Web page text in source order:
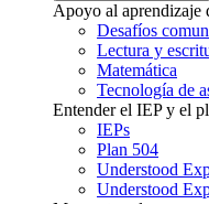
Apoyo al aprendizaje
Desafíos
Lectura y
Matemática
Tecnología de
Entender el IEP y el
IEPs
Plan 504
Understood
Understood